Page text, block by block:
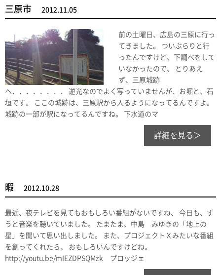
三原市 2012.11.05
前の土曜日、広島の三原に行っ
てきました。 ついぶらりと行
ったんですけど、下調べをして
いなかったので、 とりあえ
ず、三原城跡
へ．．．．．．．． 逆光なのでよく写っていませんが、お堀と、石
垣です。 ここの城跡は、三原駅から入るようになってるんですよ。
城跡の一部が駅になってるんですね。 下水道のマ
詳細を見る＞
暇 2012.10.28
最近、夜テレビを見てもおもしろい番組がないですね、 今日も、ず
うと音楽を聴いていました。 たまたま、中島 みゆきの「地上の
星」を聞いて思い出しました。 また、プロジェクトＸみたいな番組
を創ってくれたら、 おもしろいんですけどね。
http://youtu.be/mIEZDPSQMzk プロッジェ